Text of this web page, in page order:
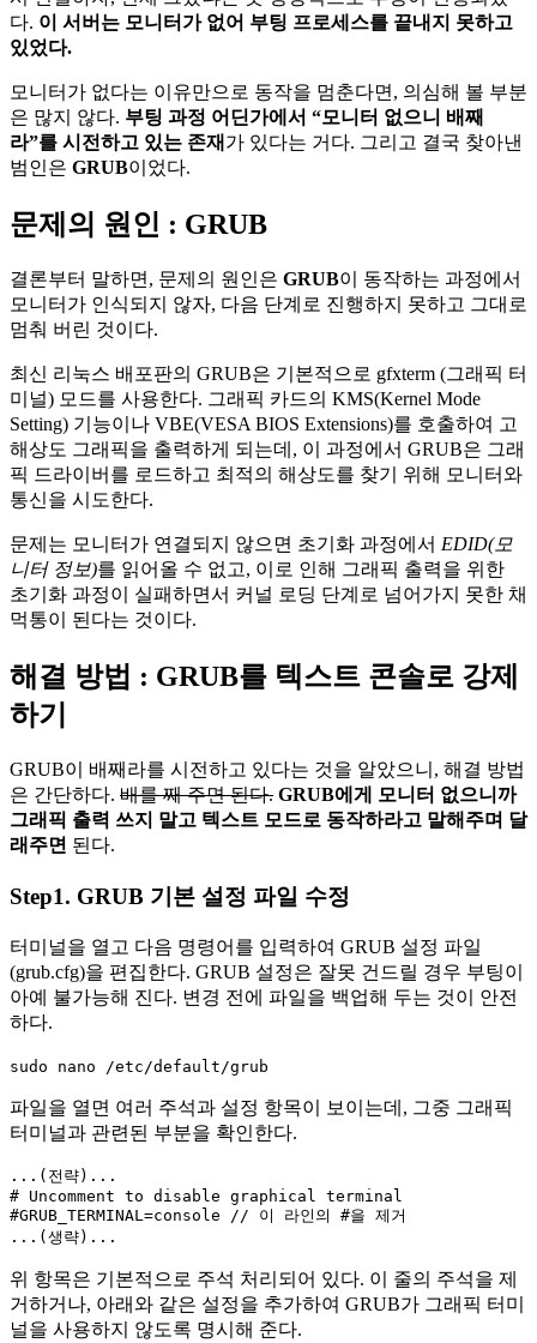
다. 이 서버는 모니터가 없어 부팅 프로세스를 끝내지 못하고
있었다.
모니터가 없다는 이유만으로 동작을 멈춘다면, 의심해 볼 부분
은 많지 않다. 부팅 과정 어딘가에서 “모니터 없으니 배째
라”를 시전하고 있는 존재 가 있다는 거다. 그리고 결국 찾아낸
범인은 GRUB이었다.
문제의 원인 : GRUB
결론부터 말하면, 문제의 원인은 GRUB이 동작하는 과정에서
모니터가 인식되지 않자, 다음 단계로 진행하지 못하고 그대로
멈춰 버린 것이다.
최신 리눅스 배포판의 GRUB은 기본적으로 gfxterm (그래픽 터
미널) 모드를 사용한다. 그래픽 카드의 KMS(Kernel Mode
Setting) 기능이나 VBE(VESA BIOS Extensions)를 호출하여 고
해상도 그래픽을 출력하게 되는데, 이 과정에서 GRUB은 그래
픽 드라이버를 로드하고 최적의 해상도를 찾기 위해 모니터와
통신을 시도한다.
문제는 모니터가 연결되지 않으면 초기화 과정에서 EDID(모
니터 정보)를 읽어올 수 없고, 이로 인해 그래픽 출력을 위한
초기화 과정이 실패하면서 커널 로딩 단계로 넘어가지 못한 채
먹통이 된다는 것이다.
해결 방법 : GRUB를 텍스트 콘솔로 강제
하기
GRUB이 배째라를 시전하고 있다는 것을 알았으니, 해결 방법
은 간단하다. 배를 째 주면 된다. GRUB에게 모니터 없으니까
그래픽 출력 쓰지 말고 텍스트 모드로 동작하라고 말해주며 달
래주면 된다.
Step1. GRUB 기본 설정 파일 수정
터미널을 열고 다음 명령어를 입력하여 GRUB 설정 파일
(grub.cfg)을 편집한다. GRUB 설정은 잘못 건드릴 경우 부팅이
아예 불가능해 진다. 변경 전에 파일을 백업해 두는 것이 안전
하다.
sudo nano /etc/default/grub
파일을 열면 여러 주석과 설정 항목이 보이는데, 그중 그래픽
터미널과 관련된 부분을 확인한다.
...(전략)...
# Uncomment to disable graphical terminal
#GRUB_TERMINAL=console // 이 라인의 #을 제거
...(생략)...
위 항목은 기본적으로 주석 처리되어 있다. 이 줄의 주석을 제
거하거나, 아래와 같은 설정을 추가하여 GRUB가 그래픽 터미
널을 사용하지 않도록 명시해 준다.